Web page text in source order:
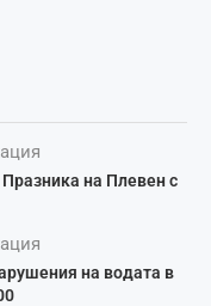
на Плевен с
на водата в